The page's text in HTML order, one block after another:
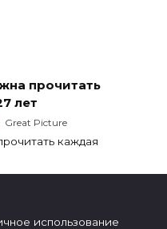
прочитать
лет
Great Picture
каждая
использование